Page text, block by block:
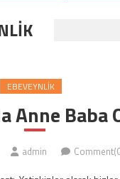
EBEVEYNLIK
Anne Baba
admin